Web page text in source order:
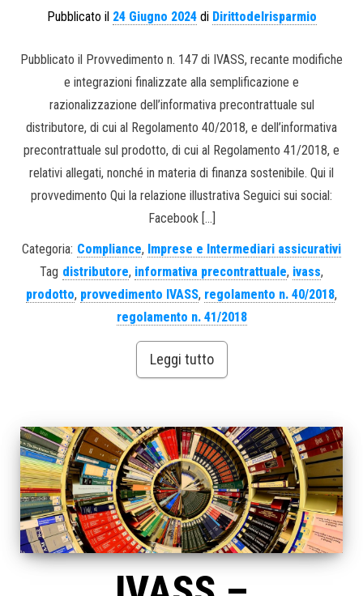
Pubblicato il 24 Giugno 2024di Dirittodelrisparmio
Pubblicato il Provvedimento n. 147 di IVASS, recante modifiche
e integrazioni finalizzate alla semplificazione e
razionalizzazione dell’informativa precontrattuale sul
distributore, di cui al Regolamento 40/2018, e dell’informativa
precontrattuale sul prodotto, di cui al Regolamento 41/2018, e
relativi allegati, nonché in materia di finanza sostenibile. Qui il
provvedimento Qui la relazione illustrativa Seguici sui social:
Facebook […]
Categoria: Compliance, Imprese e Intermediari assicurativi
Tag distributore, informativa precontrattuale, ivass,
prodotto, provvedimento IVASS, regolamento n. 40/2018,
regolamento n. 41/2018
Leggi tutto